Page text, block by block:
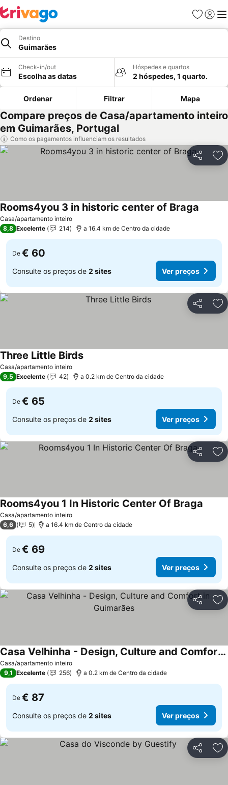
Favoritos
Iniciar
Destino
Guimarães
Check-in/out
Escolha as datas
Hóspedes e quartos
2 hóspedes, 1 quarto.
Ordenar Filtrar Mapa
Compare preços de Casa/apartamento inteiro
em Guimarães, Portugal
Como os pagamentos influenciam os resultados
Partilhar
Casa/apartamento inteiro
Rooms4you 3 in historic center of Braga
8,8 Excelente 214 a 16.4 km de Centro da cidade
De € 60
Consulte os preços de 2 sites Ver preços
Partilhar
Casa/apartamento inteiro
Three Little Birds
9,5 Excelente 42 a 0.2 km de Centro da cidade
De € 65
Consulte os preços de 2 sites Ver preços
Partilhar
Casa/apartamento inteiro
Rooms4you 1 In Historic Center Of Braga
6,6 5 a 16.4 km de Centro da cidade
De € 69
Consulte os preços de 2 sites Ver preços
Partilhar
Casa/apartamento inteiro
Casa Velhinha - Design, Culture and Comfort in Guimarães
9,1 Excelente 256 a 0.2 km de Centro da cidade
De € 87
Consulte os preços de 2 sites Ver preços
Partilhar